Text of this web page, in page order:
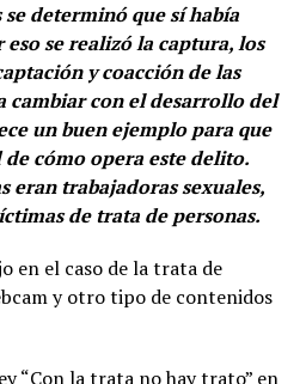
determinó que sí había
se realizó la captura, los
y coacción de las
cambiar con el desarrollo del
un buen ejemplo para que
cómo opera este delito.
eran trabajadoras sexuales,
de trata de personas.
en el caso de la trata de
y otro tipo de contenidos
“Con la trata no hay trato” en